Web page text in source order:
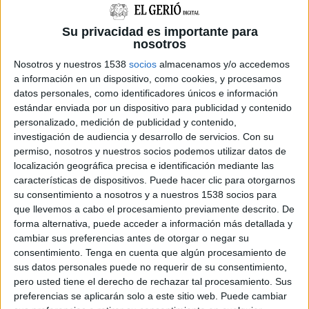
Su privacidad es importante para
nosotros
Nosotros y nuestros 1538 socios almacenamos y/o accedemos
a información en un dispositivo, como cookies, y procesamos
datos personales, como identificadores únicos e información
estándar enviada por un dispositivo para publicidad y contenido
personalizado, medición de publicidad y contenido,
investigación de audiencia y desarrollo de servicios. Con su
permiso, nosotros y nuestros socios podemos utilizar datos de
localización geográfica precisa e identificación mediante las
características de dispositivos. Puede hacer clic para otorgarnos
su consentimiento a nosotros y a nuestros 1538 socios para
que llevemos a cabo el procesamiento previamente descrito. De
forma alternativa, puede acceder a información más detallada y
cambiar sus preferencias antes de otorgar o negar su
consentimiento. Tenga en cuenta que algún procesamiento de
sus datos personales puede no requerir de su consentimiento,
pero usted tiene el derecho de rechazar tal procesamiento. Sus
preferencias se aplicarán solo a este sitio web. Puede cambiar
reclamar la implicació d'Adif, insistint que
correspon al Ministeri executar les obres. I ara,
després de setmanes de silenci, el consistori ja
ha rebut una primera resposta per part de
l'Estat. Qui l'ha donada ha estat el subdelegat
del govern a Girona, Albert Bramon, que ja va
anunciar que s'erigia com a interlocutor directe
amb l'Ajuntament.
"Les negociacions hi seran, però hi ha la
voluntat manifesta d'Adif de posar de la seva
part per tancar aquest tema", ha dit el
subdelegat, en referència a la plaça Espanya.
Bramon sí que ha admès, però, que la
negociació serà "complicada", perquè caldrà
veure qui assumeix què i, a més d'allò que